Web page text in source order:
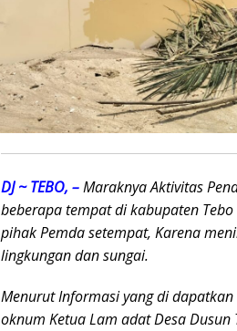
DJ ~ TEBO, –Maraknya Aktivitas
beberapa tempat di kabupaten
pihak Pemda setempat, Karena
lingkungan dan sungai.
Menurut Informasi yang di
oknum Ketua Lam adat Desa Dusun